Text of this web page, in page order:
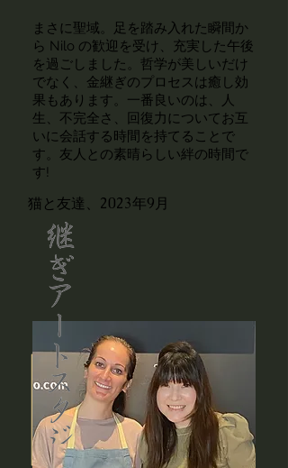
まさに聖域。足を踏み入れた瞬間か
ら Nilo の歓迎を受け、充実した午後
を過ごしました。哲学が美しいだけ
でなく、金継ぎのプロセスは癒し効
果もあります。一番良いのは、人
生、不完全さ、回復力についてお互
いに会話する時間を持てることで
す。友人との素晴らしい絆の時間で
す!
猫と友達、2023年9月